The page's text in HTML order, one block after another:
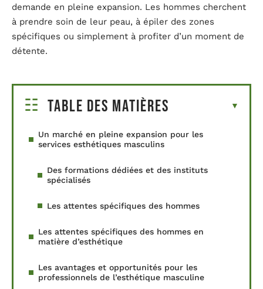
demande en pleine expansion. Les hommes cherchent
à prendre soin de leur peau, à épiler des zones
spécifiques ou simplement à profiter d’un moment de
détente.
Table des matières
Un marché en pleine expansion pour les
services esthétiques masculins
Des formations dédiées et des instituts
spécialisés
Les attentes spécifiques des hommes
Les attentes spécifiques des hommes en
matière d’esthétique
Les avantages et opportunités pour les
professionnels de l’esthétique masculine